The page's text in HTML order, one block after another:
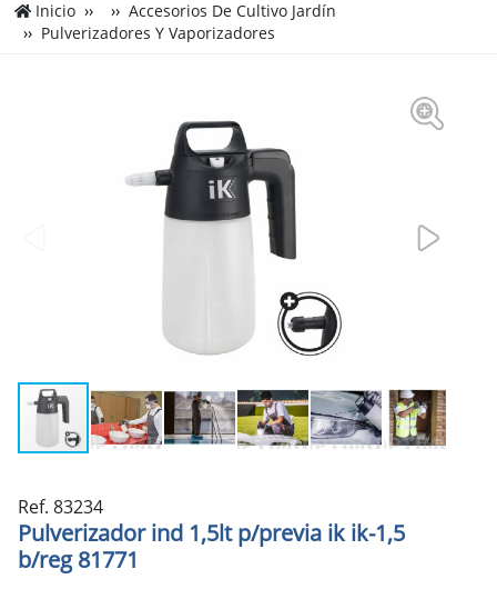
Inicio
Accesorios De Cultivo Jardín
Pulverizadores Y Vaporizadores
Ref. 83234
Pulverizador ind 1,5lt p/previa ik ik-1,5
b/reg 81771